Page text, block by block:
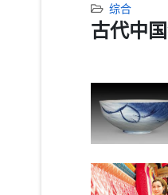
综合
古代中